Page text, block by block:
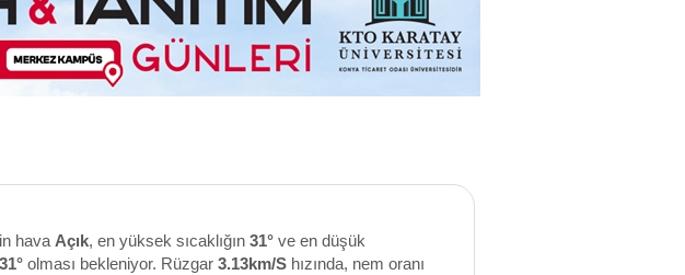
hava Açık, en yüksek sıcaklığın 31°ve en düşük
31°olması bekleniyor. Rüzgar 3.13km/Shızında, nem oranı